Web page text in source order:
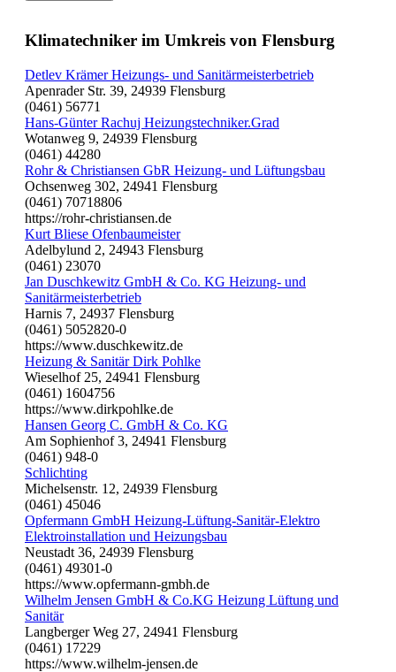
Klimatechniker im Umkreis von Flensburg
Detlev Krämer Heizungs- und Sanitärmeisterbetrieb
Apenrader Str. 39, 24939 Flensburg
(0461) 56771
Hans-Günter Rachuj Heizungstechniker.Grad
Wotanweg 9, 24939 Flensburg
(0461) 44280
Rohr & Christiansen GbR Heizung- und Lüftungsbau
Ochsenweg 302, 24941 Flensburg
(0461) 70718806
https://rohr-christiansen.de
Kurt Bliese Ofenbaumeister
Adelbylund 2, 24943 Flensburg
(0461) 23070
Jan Duschkewitz GmbH & Co. KG Heizung- und
Sanitärmeisterbetrieb
Harnis 7, 24937 Flensburg
(0461) 5052820-0
https://www.duschkewitz.de
Heizung & Sanitär Dirk Pohlke
Wieselhof 25, 24941 Flensburg
(0461) 1604756
https://www.dirkpohlke.de
Hansen Georg C. GmbH & Co. KG
Am Sophienhof 3, 24941 Flensburg
(0461) 948-0
Schlichting
Michelsenstr. 12, 24939 Flensburg
(0461) 45046
Opfermann GmbH Heizung-Lüftung-Sanitär-Elektro
Elektroinstallation und Heizungsbau
Neustadt 36, 24939 Flensburg
(0461) 49301-0
https://www.opfermann-gmbh.de
Wilhelm Jensen GmbH & Co.KG Heizung Lüftung und
Sanitär
Langberger Weg 27, 24941 Flensburg
(0461) 17229
https://www.wilhelm-jensen.de